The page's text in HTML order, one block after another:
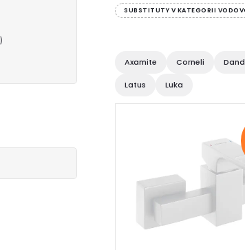
SUBSTITUTY V KATEGORII
Axamite Corneli
Latus Luka